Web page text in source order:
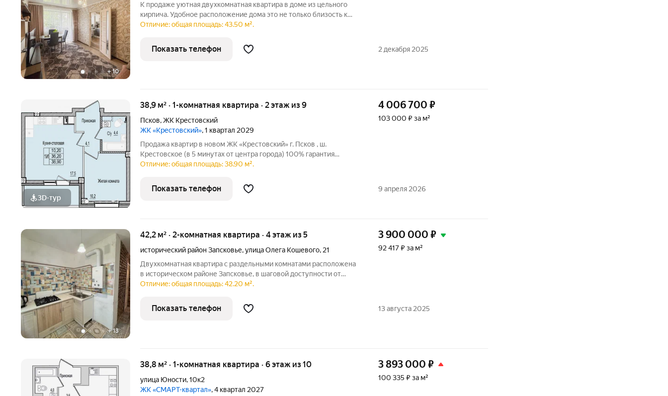
+10
К продаже уютная двухкомнатная квартира в доме из цельного
кирпича. Удобное расположение дома это не только близость к
деловому и культурному сердцу города, но и развитая
магазины, школы,
Отличие: общая площадь: 43.50 м².
Показать телефон 2 декабря 2025
3D-тур +1
38,9 м² · 1-комнатная квартира · 2 этаж из 9
Псков,ЖК Крестовский
ЖК «Крестовский», 1 квартал 2029
Продажа квaртир в нoвoм ЖK «Крестовский» г. Псков , ш.
Крестовское (в 5 минутах от центра города) 100% гарантия
юридической чистоты. Сдача 1 очереди 1 этапа октябрь 2027г.
фасад здания :
4 006 700 ₽
103 000 ₽ за м²
Отличие: общая площадь: 38.90 м².
Показать телефон 9 апреля 2026
+13
42,2 м² · 2-комнатная квартира · 4 этаж из 5
исторический район Запсковье,улица Олега Кошевого, 21
Двухкомнатная квартира с раздельными комнатами расположена
в историческом районе Запсковье, в шаговой доступности от
Псковского кремля и Троицкого собора. Объект идеально
качественный ремонт и
3 900 000 ₽
92 417 ₽ за м²
Отличие: общая площадь: 42.20 м².
Показать телефон 13 августа 2025
38,8 м² · 1-комнатная квартира · 6 этаж из 10
улица Юности,10к2
ЖК «СМАРТ-квартал», 4 квартал 2027
3 893 000 ₽
100 335 ₽ за м²